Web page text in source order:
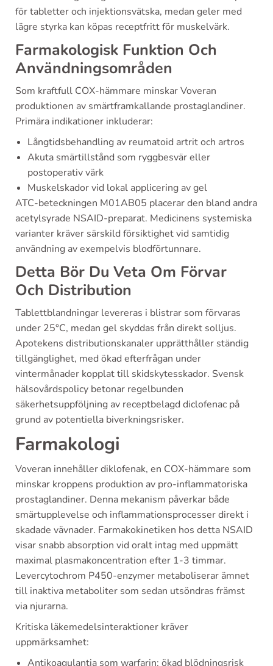
för tabletter och injektionsvätska, medan geler med
lägre styrka kan köpas receptfritt för muskelvärk.
Farmakologisk Funktion Och
Användningsområden
Som kraftfull COX-hämmare minskar Voveran
produktionen av smärtframkallande prostaglandiner.
Primära indikationer inkluderar:
Långtidsbehandling av reumatoid artrit och artros
Akuta smärtillstånd som ryggbesvär eller
postoperativ värk
Muskelskador vid lokal applicering av gel
ATC-beteckningen M01AB05 placerar den bland andra
acetylsyrade NSAID-preparat. Medicinens systemiska
varianter kräver särskild försiktighet vid samtidig
användning av exempelvis blodförtunnare.
Detta Bör Du Veta Om Förvar
Och Distribution
Tablettblandningar levereras i blistrar som förvaras
under 25°C, medan gel skyddas från direkt solljus.
Apotekens distributionskanaler upprätthåller ständig
tillgänglighet, med ökad efterfrågan under
vintermånader kopplat till skidskytesskador. Svensk
hälsovårdspolicy betonar regelbunden
säkerhetsuppföljning av receptbelagd diclofenac på
grund av potentiella biverkningsrisker.
Farmakologi
Voveran innehåller diklofenak, en COX-hämmare som
minskar kroppens produktion av pro-inflammatoriska
prostaglandiner. Denna mekanism påverkar både
smärtupplevelse och inflammationsprocesser direkt i
skadade vävnader. Farmakokinetiken hos detta NSAID
visar snabb absorption vid oralt intag med uppmätt
maximal plasmakoncentration efter 1-3 timmar.
Levercytochrom P450-enzymer metaboliserar ämnet
till inaktiva metaboliter som sedan utsöndras främst
via njurarna.
Kritiska läkemedelsinteraktioner kräver
uppmärksamhet:
Antikoagulantia som warfarin: ökad blödningsrisk